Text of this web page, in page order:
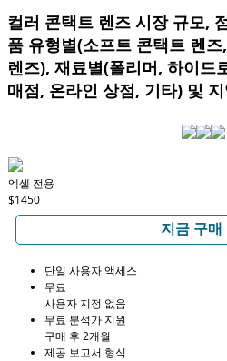
컬러 콘택트 렌즈 시장 규모,
품 유형별(소프트 콘택트 렌
렌즈), 재료별(폴리머, 하이드
매점, 온라인 상점, 기타) 및
엑셀 전용
$1450
지금 구매
단일 사용자 액세스
무료
사용자 지정 없음
무료 분석가 지원
구매 후 2개월
제공 보고서 형식